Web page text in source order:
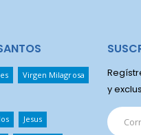
Virgen Milagrosa
Jesus
y